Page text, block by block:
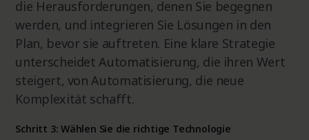
die Herausforderungen, denen Sie begegnen
werden, und integrieren Sie Lösungen in den
Plan, bevor sie auftreten. Eine klare Strategie
unterscheidet Automatisierung, die ihren Wert
steigert, von Automatisierung, die neue
Komplexität schafft.
Schritt 3: Wählen Sie die richtige Technologie